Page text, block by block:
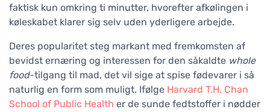
faktisk kun omkring ti minutter, hvorefter afkølingen i
køleskabet klarer sig selv uden yderligere arbejde.
Deres popularitet steg markant med fremkomsten af
bevidst ernæring og interessen for den såkaldte whole
food-tilgang til mad, det vil sige at spise fødevarer i så
naturlig en form som muligt. Ifølge Harvard T.H. Chan
School of Public Health er de sunde fedtstoffer i nødder